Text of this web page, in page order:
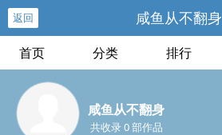
返回 咸鱼从不翻身
首页 分类 排行
咸鱼从不翻身
共收录 0 部作品